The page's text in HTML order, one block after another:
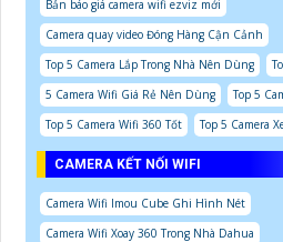
Bản báo giá camera wifi ezviz mới
Camera quay video Đóng Hàng Cận Cảnh
Top 5 Camera Lắp Trong Nhà Nên Dùng
5 Camera Wifi Giá Rẻ Nên Dùng
Top 5
Top 5 Camera Wifi 360 Tốt
Top 5 Camera
CAMERA KẾT NỐI WIFI
Camera Wifi Imou Cube Ghi Hình Nét
Camera Wifi Xoay 360 Trong Nhà Dahua